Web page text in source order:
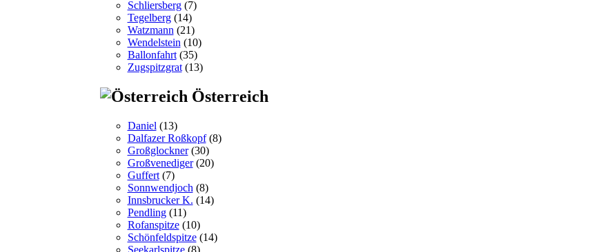
Schliersberg(7)
Tegelberg(14)
Watzmann (21)
Wendelstein (10)
Ballonfahrt(35)
Zugspitzgrat(13)
Österreich
Daniel (13)
Dalfazer Roßkopf(8)
Großglockner(30)
Großvenediger(20)
Guffert(7)
Sonnwendjoch (8)
Innsbrucker K. (14)
Pendling(11)
Rofanspitze(10)
Schönfeldspitze(14)
Seekarlspitze(8)